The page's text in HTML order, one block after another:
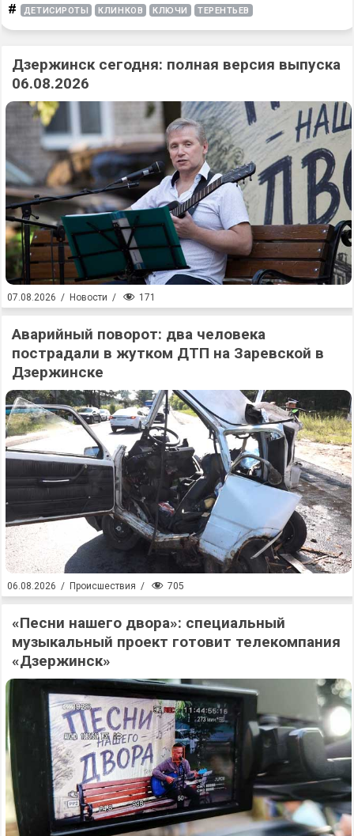
# ДЕТИСИРОТЫ КЛИНКОВ КЛЮЧИ ТЕРЕНТЬЕВ
Дзержинск сегодня: полная версия выпуска
06.08.2026
07.08.2026 / Новости / 171
Аварийный поворот: два человека
пострадали в жутком ДТП на Заревской в
Дзержинске
06.08.2026 / Происшествия / 705
«Песни нашего двора»: специальный
музыкальный проект готовит телекомпания
«Дзержинск»